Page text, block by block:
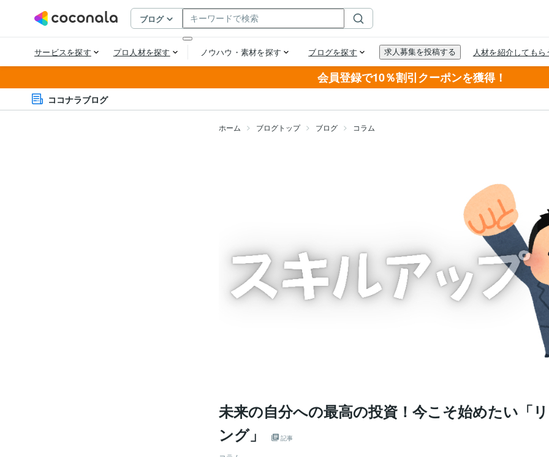
会員登録で10％割引クーポンを獲得！
ココナラブログ
ホーム ブログトップ ブログ コラム
未来の自分への最高の投資！今こそ始めたい「
ング」
記事